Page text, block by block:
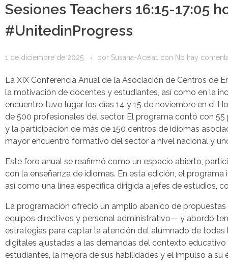
Sesiones Teachers 16:15-17:05
#UnitedinProgress
1 de diciembre de 2025 por Susana-Aceia1 con No hay
La XIX Conferencia Anual de la Asociación de Centros de
la motivación de docentes y estudiantes, así como en la
encuentro tuvo lugar los días 14 y 15 de noviembre en el
de 500 profesionales del sector. El programa contó con
y la participación de más de 150 centros de idiomas
mayor encuentro formativo del sector a nivel nacional y
Este foro anual se reafirmó como un espacio abierto,
con la enseñanza de idiomas. En esta edición, el
así como una línea específica dirigida a jefes de estudios,
La programación ofreció un amplio abanico de
equipos directivos y personal administrativo— y abordó
estrategias para captar la atención del alumnado de
digitales ajustadas a las demandas del contexto
estudiantes, la mejora de sus habilidades y el impulso a